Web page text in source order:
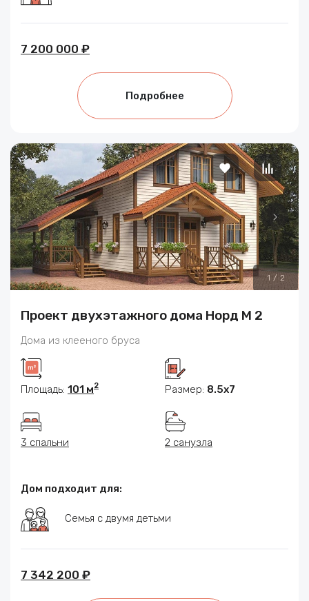
7 200 000 ₽
Подробнее
1 / 2
Проект двухэтажного дома Норд М 2
Дома из клееного бруса
Площадь: 101 м2 Размер: 8.5x7
3 спальни 2 санузла
Дом подходит для:
Семья с двумя детьми
7 342 200 ₽